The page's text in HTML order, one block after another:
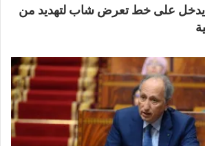
على خط تعرض شاب لتهديد من